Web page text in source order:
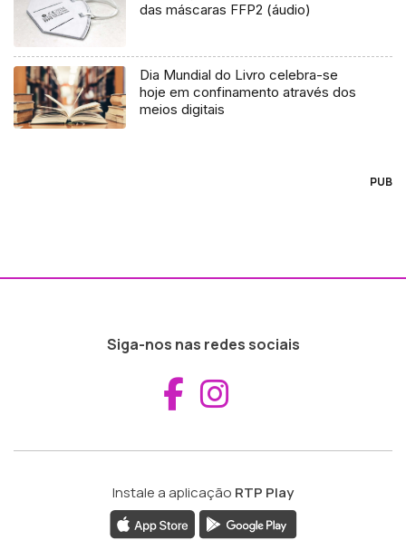
das máscaras FFP2 (áudio)
Dia Mundial do Livro celebra-se
hoje em confinamento através dos
meios digitais
PUB
Siga-nos nas redes sociais
Aceder ao
Instale a aplicação RTP Play